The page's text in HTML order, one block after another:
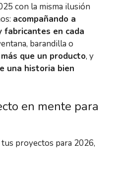
con la misma ilusión
acompañando a
fabricantes en cada
barandilla o
que un producto, y
una historia bien
en mente para
proyectos para 2026,